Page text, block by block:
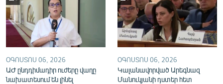
ՕԳՈՍՏՈՍ 06, 2026
ԱԺ ընդդիմադիր ուժերը վաղը
նախատեսում են լինել
ՕԳՈՍՏՈՍ 06, 2026
Կալանավորված Արեգնազ
Մանուկյանի դստեր հետ